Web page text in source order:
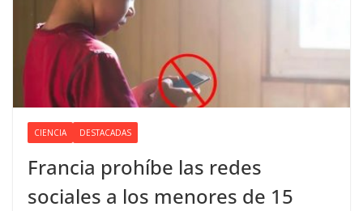
CIENCIA DESTACADAS
Francia prohíbe las redes
sociales a los menores de 15